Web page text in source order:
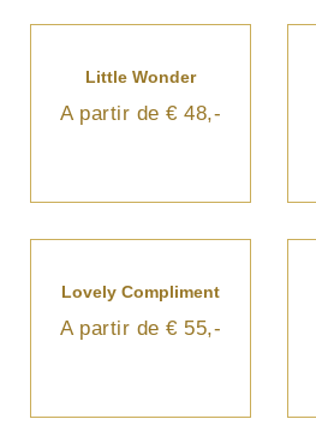
Little Wonder
A partir de € 48,-
Lovely Compliment
A partir de € 55,-